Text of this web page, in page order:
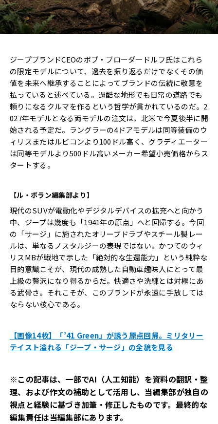
ジープブランドCEOのボブ・ブローダードルフ氏はこれら
の限定モデルについて、過去を振り返るだけでなくその価
値を未来へ継承することによってブランドの伝統に敬意を
払っていると述べている。過酷な地形でも日常の道路でも
頼りになるクルマを作るという哲学が貫かれているのだ。2
027年モデルとなる両モデルの注文は、北米で今夏後半に開
始される予定だ。ラングラーの4ドアモデルは同等装備のウ
ィリスまたはルビコンより100ドル高く、グラディエーター
は同等モデルより500ドル高いメーカー希望小売価格からス
タートする。
【ル・ボラン編集部より】
現代のSUVが電動化やデジタルデバイスの拡充へと向かう
中、ジープは幾度も「1941年の原点」へと回帰する。今回
の「サージ」に施されたオリーブドラブやスチール製レー
ルは、単なるノスタルジーの表現ではない。かつてのウィ
リスMBが戦地で示した「絶対的な生還能力」という純粋な
目的意識こそが、現代の成熟した自動車趣味人にとって最
上級の贅沢になり得るからだ。快適さや洗練とは対極にあ
る武骨さ。それこそが、このブランドが永遠に手放しては
ならない核心である。
【画像14枚】「’41 Green」が誘う原点回帰。ミリタリー
テイスト溢れる「ジープ・サージ」の全貌を見る
※この記事は、一部でAI（人工知能）を資料の翻訳・整
理、および作文の補助として活用し、当編集部が独自の
視点と経験に基づき加筆・修正したものです。最終的な
編集責任は当編集部にあります。